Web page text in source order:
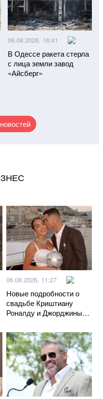
06.08.2026, 16:41
В Одессе ракета стерла
с лица земли завод
«Айсберг»
06.08.2026, 11:27
Новые подробности о
свадьбе Криштиану
Роналду и Джорджины